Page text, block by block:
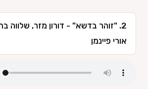
2. "זוהר בדשא" - דורון מזר, שלווה
אורי פיינמן